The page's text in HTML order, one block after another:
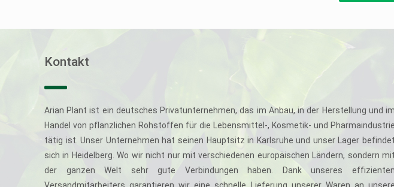
Kontakt
Arian Plant ist ein deutsches Privatunternehmen, das im Anbau, in der Herstellung und im
Handel von pflanzlichen Rohstoffen für die Lebensmittel-, Kosmetik- und Pharmaindustrie
tätig ist. Unser Unternehmen hat seinen Hauptsitz in Karlsruhe und unser Lager befindet
sich in Heidelberg. Wo wir nicht nur mit verschiedenen europäischen Ländern, sondern mit
der ganzen Welt sehr gute Verbindungen haben. Dank unseres effizienten